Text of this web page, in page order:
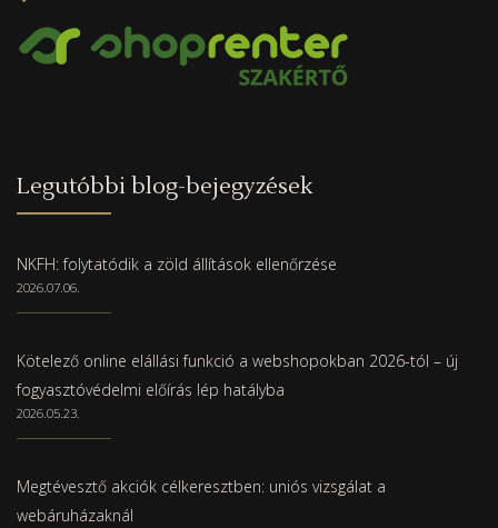
Legutóbbi blog-bejegyzések
NKFH: folytatódik a zöld állítások ellenőrzése
2026.07.06.
Kötelező online elállási funkció a webshopokban 2026-tól – új
fogyasztóvédelmi előírás lép hatályba
2026.05.23.
Megtévesztő akciók célkeresztben: uniós vizsgálat a
webáruházaknál